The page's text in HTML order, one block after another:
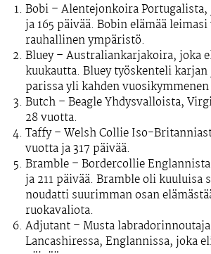
Bobi – Alentejonkoira Portugalista,
ja 165 päivää. Bobin elämää
rauhallinen ympäristö.
Bluey– Australiankarjakoira, joka
kuukautta. Bluey työskenteli
parissa yli kahden vuosikymmenen
Butch – Beagle Yhdysvalloista,
28 vuotta.
Taffy– Welsh Collie Iso-
vuotta ja 317 päivää.
Bramble – Bordercollie
ja 211 päivää. Bramble oli kuuluisa
noudatti suurimman osan
ruokavaliota.
Adjutant – Musta
Lancashiressa, Englannissa, joka